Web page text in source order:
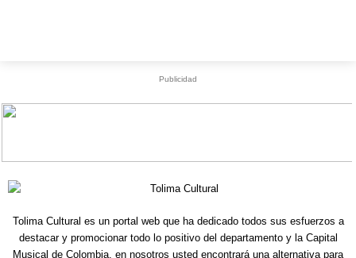
Publicidad
Tolima Cultural es un portal web que ha dedicado todos sus esfuerzos a
destacar y promocionar todo lo positivo del departamento y la Capital
Musical de Colombia, en nosotros usted encontrará una alternativa para